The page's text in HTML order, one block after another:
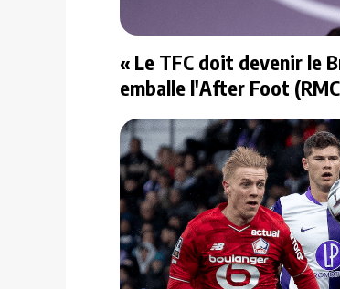
« Le TFC doit devenir le
emballe l'After Foot